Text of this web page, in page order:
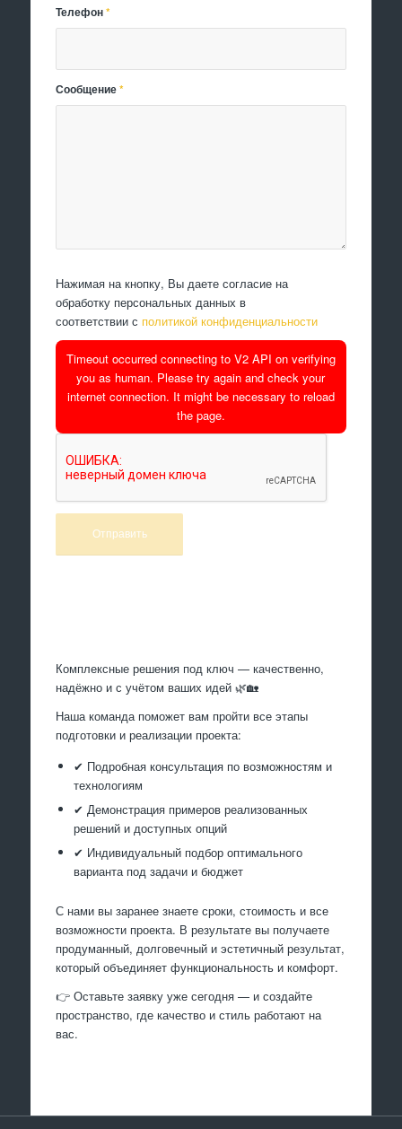
Телефон*
Сообщение*
Нажимая на кнопку, Вы даете согласие на
обработку персональных данных в
соответствии с политикой конфиденциальности
Timeout occurred connecting to V2 API on verifying
you as human. Please try again and check your
internet connection. It might be necessary to reload
the page.
Комплексные решения под ключ — качественно,
надёжно и с учётом ваших идей 🌿🏡
Наша команда поможет вам пройти все этапы
подготовки и реализации проекта:
✔ Подробная консультация по возможностям и
технологиям
✔ Демонстрация примеров реализованных
решений и доступных опций
✔ Индивидуальный подбор оптимального
варианта под задачи и бюджет
С нами вы заранее знаете сроки, стоимость и все
возможности проекта. В результате вы получаете
продуманный, долговечный и эстетичный результат,
который объединяет функциональность и комфорт.
👉 Оставьте заявку уже сегодня — и создайте
пространство, где качество и стиль работают на
вас.